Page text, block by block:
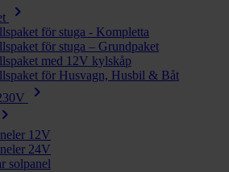
chevron_right
för stuga - Kompletta
för stuga – Grundpaket
med 12V kylskåp
för Husvagn, Husbil & Båt
chevron_right
chevron_right
12V
24V
solpanel